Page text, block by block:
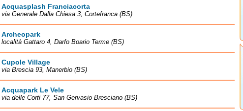
Acquasplash Franciacorta
via Generale Dalla Chiesa 3, Cortefranca (BS)
Archeopark
località Gattaro 4, Darfo Boario Terme (BS)
Cupole Village
via Brescia 93, Manerbio (BS)
Acquapark Le Vele
via delle Corti 77, San Gervasio Bresciano (BS)